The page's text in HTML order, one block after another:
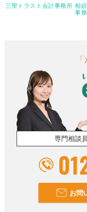
三聖トラスト会計事務所 相
事
専門相談
お問